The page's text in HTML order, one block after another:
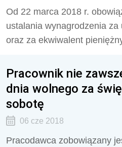
Od 22 marca 2018 r.
ustalania wynagrodzenia
oraz za ekwiwalent
Pracownik nie
dnia wolnego za
sobotę
06 cze 2018
Pracodawca zobowiązany